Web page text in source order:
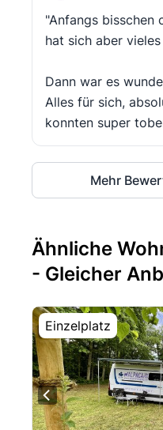
"Anfangs bisschen
hat sich aber
Dann war es
Alles für sich,
konnten super
Mehr
Ähnliche
- Gleicher
Einzelplatz